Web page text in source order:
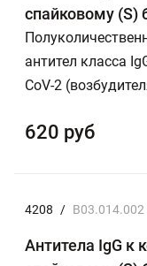
спайковому (S)
антител класса
CoV-2
620 руб
4208 / B03.014.002
Антитела IgG к